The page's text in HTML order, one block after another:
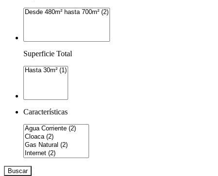
Superficie Total
Características
Buscar